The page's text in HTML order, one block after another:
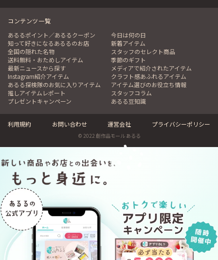
Roseris【ロゼリス】特設サイトはこちら
関連動画
コンテンツ一覧
あるるポイント／あるるクーポン
今日は何の日
知って好きになるあるるのお店
新着アイテム
全国の隠れた名物
スタッフのセレクト商品
送料無料・おためしアイテム
季節のギフト
最新ニュースから探す
メディアで紹介されたアイテム
Instagram紹介アイテム
クラフト感あふれるアイテム
あるる探検隊のお気に入りアイテム
アイテム選びのお役立ち情報
推しアイテムレポート
スタッフコラム
プレゼントキャンペーン
あるる豆知識
利用規約 お問い合わせ 運営会社 プライバシーポリシー
© 2022 創作品モール あるる